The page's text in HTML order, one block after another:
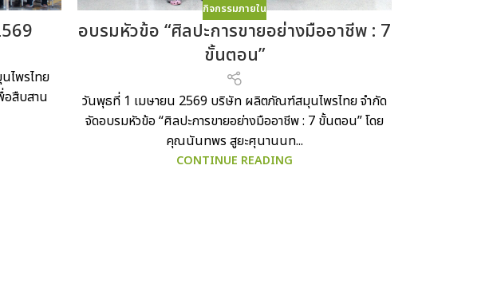
ไพรไทย
อสืบสาน
กิจกรรมภายใน
อบรมหัวข้อ “ศิลปะการขายอย่างมืออาชีพ : 7
ขั้นตอน”
วันพุธที่ 1 เมษายน 2569 บริษัท ผลิตภัณฑ์สมุนไพรไทย จำกัด
จัดอบรมหัวข้อ “ศิลปะการขายอย่างมืออาชีพ : 7 ขั้นตอน” โดย
คุณนันทพร สูยะศุนานนท...
CONTINUE READING